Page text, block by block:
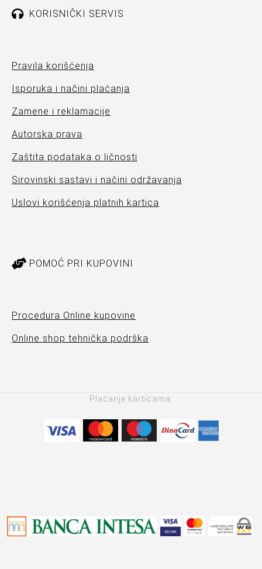
KORISNIČKI SERVIS
Pravila korišćenja
Isporuka i načini plaćanja
Zamene i reklamacije
Autorska prava
Zaštita podataka o ličnosti
Sirovinski sastavi i načini održavanja
Uslovi korišćenja platnih kartica
POMOĆ PRI KUPOVINI
Procedura Online kupovine
Online shop tehnička podrška
Plaćanje karticama: